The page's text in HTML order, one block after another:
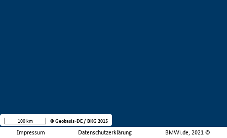
Impressum Datenschutzerklärung BMWi.de, 2021 ©
100 km © Geobasis-DE / BKG 2015